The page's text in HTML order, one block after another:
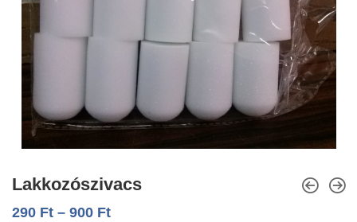
Lakkozószivacs
290 Ft – 900 Ft